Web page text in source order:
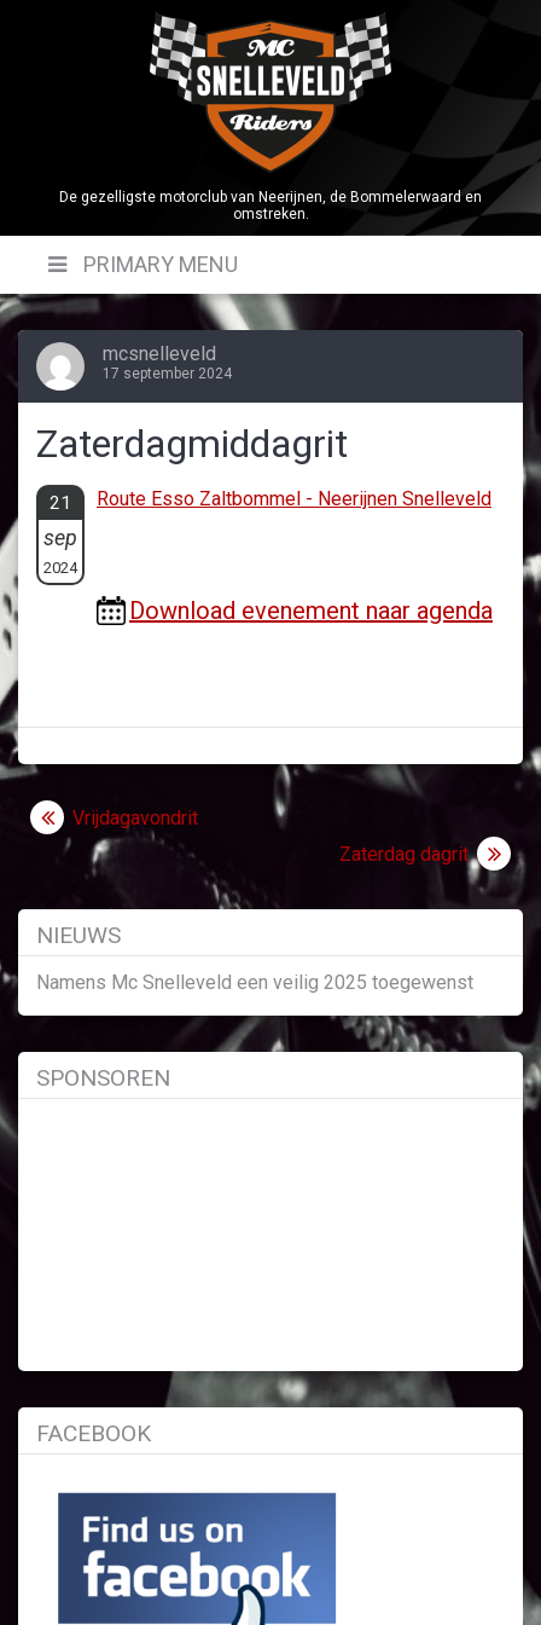
De gezelligste motorclub van Neerijnen, de Bommelerwaard en
omstreken.
PRIMARY MENU
mcsnelleveld
17 september 2024
Zaterdagmiddagrit
21
sep
2024
Route Esso Zaltbommel - Neerijnen Snelleveld
Download evenement naar agenda
Bericht
navigatie
Vrijdagavondrit
Zaterdag dagrit
NIEUWS
Namens Mc Snelleveld een veilig 2025 toegewenst
SPONSOREN
FACEBOOK